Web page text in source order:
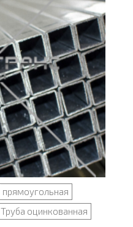
прямоугольная
Труба оцинкованная